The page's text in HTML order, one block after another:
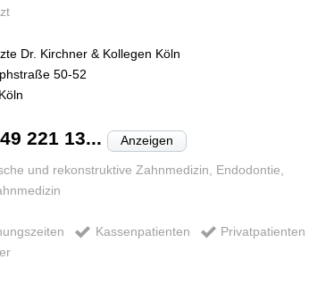
Dr. Kirchner & Kollegen Köln
50-52
Köln
221 13... Anzeigen
und rekonstruktive Zahnmedizin, Endodontie,
Kassenpatienten
Privatpatienten